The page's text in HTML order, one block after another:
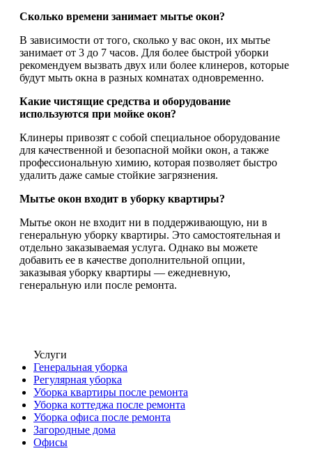
Сколько времени занимает мытье окон?
В зависимости от того, сколько у вас окон, их мытье
занимает от 3 до 7 часов. Для более быстрой уборки
рекомендуем вызвать двух или более клинеров, которые
будут мыть окна в разных комнатах одновременно.
Какие чистящие средства и оборудование
используются при мойке окон?
Клинеры привозят с собой специальное оборудование
для качественной и безопасной мойки окон, а также
профессиональную химию, которая позволяет быстро
удалить даже самые стойкие загрязнения.
Мытье окон входит в уборку квартиры?
Мытье окон не входит ни в поддерживающую, ни в
генеральную уборку квартиры. Это самостоятельная и
отдельно заказываемая услуга. Однако вы можете
добавить ее в качестве дополнительной опции,
заказывая уборку квартиры — ежедневную,
генеральную или после ремонта.
Услуги
Генеральная уборка
Регулярная уборка
Уборка квартиры после ремонта
Уборка коттеджа после ремонта
Уборка офиса после ремонта
Загородные дома
Офисы